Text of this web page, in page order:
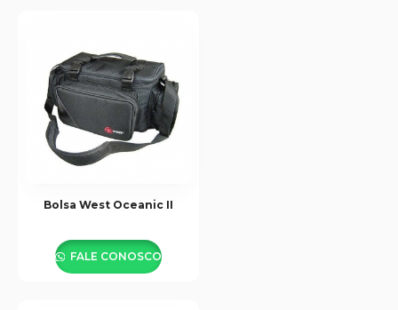
Bolsa West Oceanic II
FALE CONOSCO